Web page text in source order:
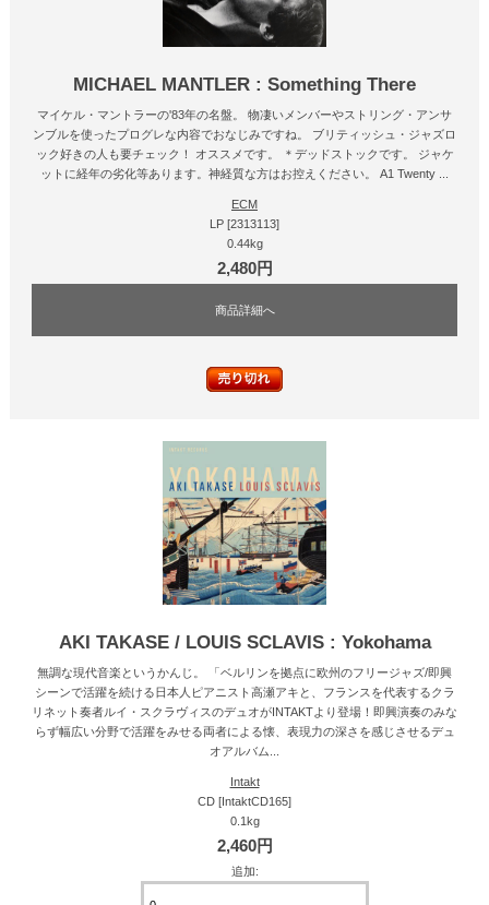
MICHAEL MANTLER : Something There
マイケル・マントラーの'83年の名盤。 物凄いメンバーやストリング・アンサ
ンブルを使ったプログレな内容でおなじみですね。 ブリティッシュ・ジャズロ
ック好きの人も要チェック！ オススメです。 ＊デッドストックです。 ジャケ
ットに経年の劣化等あります。神経質な方はお控えください。 A1 Twenty ...
ECM
LP [2313113]
0.44kg
2,480円
商品詳細へ
AKI TAKASE / LOUIS SCLAVIS : Yokohama
無調な現代音楽というかんじ。 「ベルリンを拠点に欧州のフリージャズ/即興
シーンで活躍を続ける日本人ピアニスト高瀬アキと、フランスを代表するクラ
リネット奏者ルイ・スクラヴィスのデュオがINTAKTより登場！即興演奏のみな
らず幅広い分野で活躍をみせる両者による懐、表現力の深さを感じさせるデュ
オアルバム...
Intakt
CD [IntaktCD165]
0.1kg
2,460円
追加: